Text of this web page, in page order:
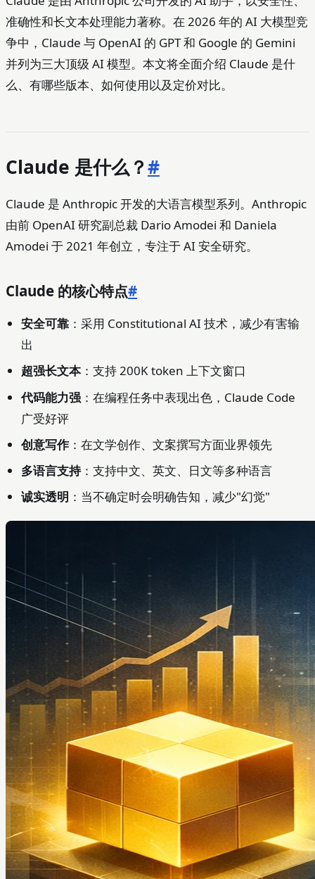
准确性和长文本处理能力著称。在 2026 年的 AI 大模型竞
争中，Claude 与 OpenAI 的 GPT 和 Google 的 Gemini
并列为三大顶级 AI 模型。本文将全面介绍 Claude 是什
么、有哪些版本、如何使用以及定价对比。
Claude 是什么？#
Claude 是 Anthropic 开发的大语言模型系列。Anthropic
由前 OpenAI 研究副总裁 Dario Amodei 和 Daniela
Amodei 于 2021 年创立，专注于 AI 安全研究。
Claude 的核心特点#
安全可靠：采用 Constitutional AI 技术，减少有害输
出
超强长文本：支持 200K token 上下文窗口
代码能力强：在编程任务中表现出色，Claude Code
广受好评
创意写作：在文学创作、文案撰写方面业界领先
多语言支持：支持中文、英文、日文等多种语言
诚实透明 ：当不确定时会明确告知，减少"幻觉"